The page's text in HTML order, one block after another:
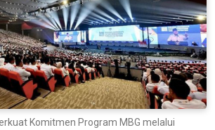
Komitmen Program MBG melalui